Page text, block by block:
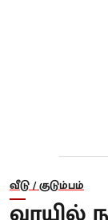
வீடு / குடும்பம்